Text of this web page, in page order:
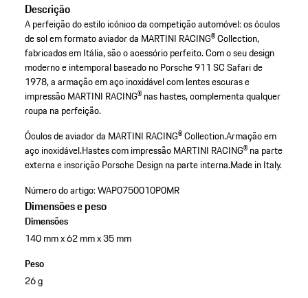
Descrição
A perfeição do estilo icónico da competição automóvel: os óculos
de sol em formato aviador da MARTINI RACING® Collection,
fabricados em Itália, são o acessório perfeito. Com o seu design
moderno e intemporal baseado no Porsche 911 SC Safari de
1978, a armação em aço inoxidável com lentes escuras e
impressão MARTINI RACING® nas hastes, complementa qualquer
roupa na perfeição.
Óculos de aviador da MARTINI RACING® Collection.Armação em
aço inoxidável.Hastes com impressão MARTINI RACING® na parte
externa e inscrição Porsche Design na parte interna.Made in Italy.
Número do artigo:WAP0750010P0MR
Dimensões e peso
Dimensões
140 mm x 62 mm x 35 mm
Peso
26 g